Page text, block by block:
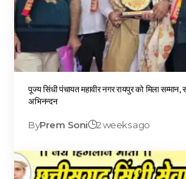
पूज्य सिंधी पंचायत महावीर नगर रायपुर को मिला
अभिनन्दन
ByPrem Soni 2 weeks ago